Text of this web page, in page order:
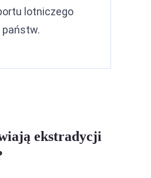
lotniczego
państw.
ekstradycji